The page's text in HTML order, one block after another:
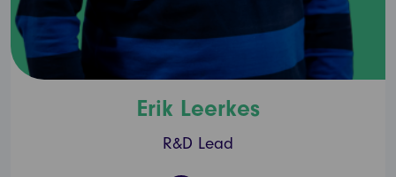
Erik Leerkes
R&D Lead